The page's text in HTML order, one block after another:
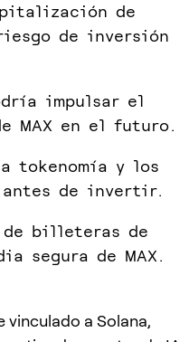
de
de inversión
impulsar el
MAX en el futuro.
tokenomía y los
de invertir.
de billeteras de
segura de MAX.
vinculado a Solana,